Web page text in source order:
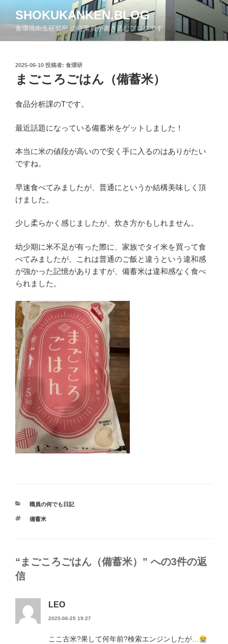
ン
SHOKUKANKEN.BLOG
食環境衛生研究所 の従業員が書き込むブログです
投
日:
2025-06-10 投稿者: 食環研
まごころごはん（備蓄米）
食品分析課のTです。
最近話題になっている備蓄米をゲットしました！
本当に米の値段が高いので安く手に入るのはありがたい
ですね。
早速食べてみましたが、普通にというか結構美味しく頂
けました。
少し柔らかく感じましたが、炊き方かもしれません。
幼少期に米不足が有った際に、家族でタイ米を買って食
べてみましたが、これは普通のご飯と違うという違和感
が強かった記憶がありますが、備蓄米は違和感なく食べ
られました。
カ
ゴ
職員の何でも日記
タ
備蓄米
“まごころごはん（備蓄米）” への3件の返
信
LEO
2025-06-25 19:27
ここ古米?果して何年前?検索エンジンしたが…